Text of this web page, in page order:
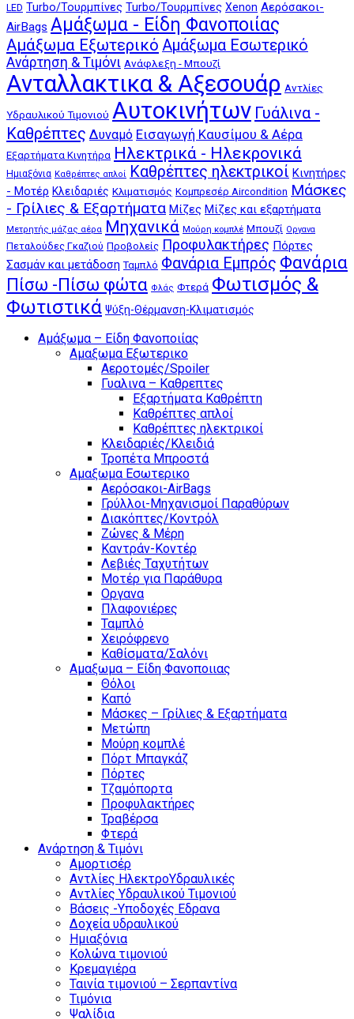
LED Turbo/Τουρμπίνες Turbo/Τουρμπίνες Xenon Αερόσακοι-
AirBags Αμάξωμα - Είδη Φανοποιίας
Αμάξωμα Εξωτερικό Αμάξωμα Εσωτερικό
Ανάρτηση & Τιμόνι Ανάφλεξη - Μπουζί
Ανταλλακτικα & Αξεσουάρ Αντλίες
Υδραυλικού Τιμονιού Αυτοκινήτων Γυάλινα -
Καθρέπτες Δυναμό Εισαγωγή Καυσίμου & Αέρα
Εξαρτήματα Κινητήρα Ηλεκτρικά - Ηλεκρονικά
Ημιαξόνια Καθρέπτες απλοί Καθρέπτες ηλεκτρικοί Κινητήρες
- Μοτέρ Κλειδαριές Κλιματισμός Κομπρεσέρ Aircondition Μάσκες
- Γρίλιες & Εξαρτήματα Μίζες Μίζες και εξαρτήματα
Μετρητής μάζας αέρα Μηχανικά Μούρη κομπλέ Μπουζί Οργανα
Πεταλούδες Γκαζιού Προβολείς Προφυλακτήρες Πόρτες
Σασμάν και μετάδοση Ταμπλό Φανάρια Εμπρός Φανάρια
Πίσω -Πίσω φώτα Φλάς Φτερά Φωτισμός &
Φωτιστικά Ψύξη-Θέρμανση-Κλιματισμός
Αμάξωμα – Είδη Φανοποιίας
Αμαξωμα Εξωτερικο
Αεροτομές/Spoiler
Γυαλινα – Καθρεπτες
Εξαρτήματα Καθρέπτη
Καθρέπτες απλοί
Καθρέπτες ηλεκτρικοί
Κλειδαριές/Κλειδιά
Τροπέτα Μπροστά
Αμαξωμα Εσωτερικο
Αερόσακοι-AirBags
Γρύλλοι-Μηχανισμοί Παραθύρων
Διακόπτες/Κοντρόλ
Ζώνες & Μέρη
Καντράν-Κοντέρ
Λεβιές Ταχυτήτων
Μοτέρ για Παράθυρα
Οργανα
Πλαφονιέρες
Ταμπλό
Χειρόφρενο
Καθίσματα/Σαλόνι
Αμαξωμα – Είδη Φανοποιιας
Θόλοι
Καπό
Μάσκες – Γρίλιες & Εξαρτήματα
Μετώπη
Μούρη κομπλέ
Πόρτ Μπαγκάζ
Πόρτες
Τζαμόπορτα
Προφυλακτήρες
Τραβέρσα
Φτερά
Ανάρτηση & Τιμόνι
Αμορτισέρ
Αντλίες ΗλεκτροΥδραυλικές
Αντλίες Υδραυλικού Τιμονιού
Βάσεις -Υποδοχές Εδρανα
Δοχεία υδραυλικού
Ημιαξόνια
Κολώνα τιμονιού
Κρεμαγιέρα
Ταινία τιμονιού – Σερπαντίνα
Τιμόνια
Ψαλίδια